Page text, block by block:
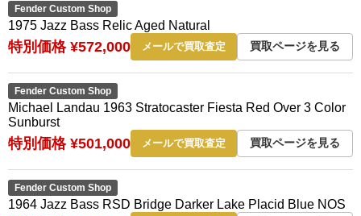
Fender Custom Shop
1975 Jazz Bass Relic Aged Natural
特別価格 ¥572,000 メールで買取査定 買取ページを見る
Fender Custom Shop
Michael Landau 1963 Stratocaster Fiesta Red Over 3 Color
Sunburst
特別価格 ¥501,000 メールで買取査定 買取ページを見る
Fender Custom Shop
1964 Jazz Bass RSD Bridge Darker Lake Placid Blue NOS